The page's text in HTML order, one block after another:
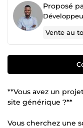
Proposé
Vente au
**Vous avez un
site générique ?**
Vous cherchez une